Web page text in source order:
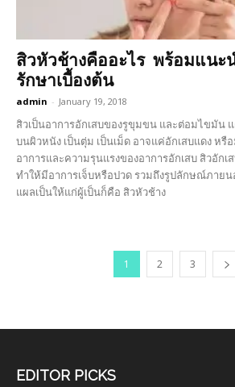
สิวหัวช้างคืออะไร พร้อมแนะ
รักษาเบื้องต้น
admin - January 19, 2018
สิวเป็นอาการอักเสบของรูขุมขน และต่อมไขมัน
บนผิวหนัง เป็นตุ่ม เป็นเม็ด อาจแค่อักเสบแดง หรื
อาการและความรุนแรงของอาการอักเสบ สิวอัก
ทำให้มีอาการเจ็บหรือปวด รวมถึงรูปลักษณ์ภาย
แผลเป็นให้แก่ผู้เป็นก็คือ สิวหัวช้าง
1 2 3
EDITOR PICKS